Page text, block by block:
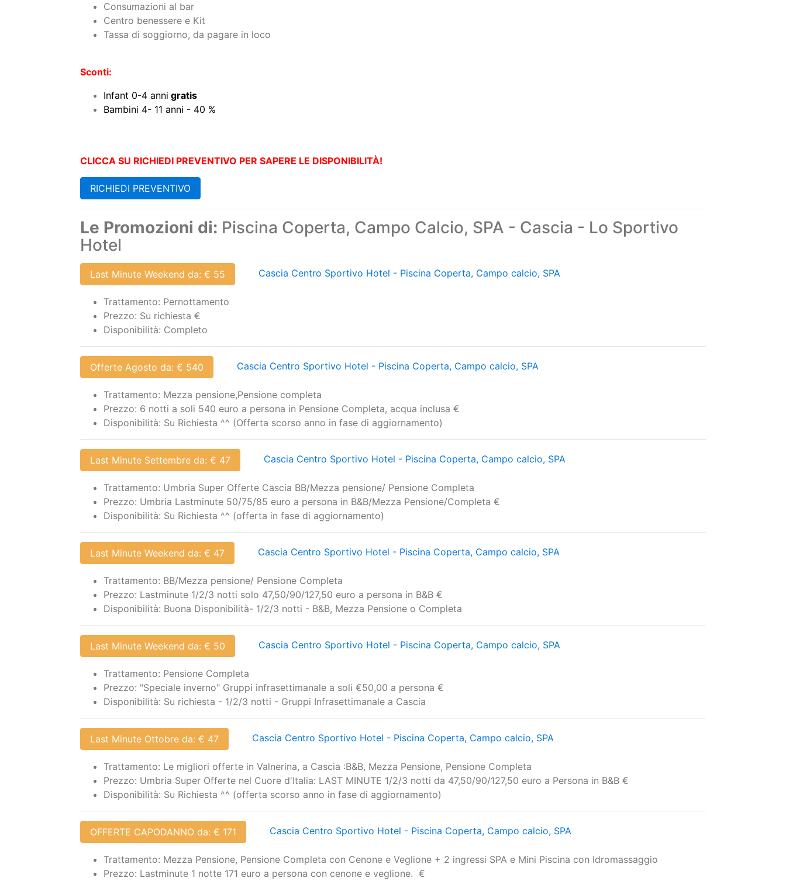
Consumazioni al bar
Centro benessere e Kit
Tassa di soggiorno, da pagare in loco
Sconti:
Infant 0-4 anni gratis
Bambini 4- 11 anni - 40 %
CLICCA SU RICHIEDI PREVENTIVO PER SAPERE LE DISPONIBILITÀ!
RICHIEDI PREVENTIVO
Le Promozioni di: Piscina Coperta, Campo Calcio, SPA - Cascia - Lo Sportivo
Hotel
Last Minute Weekend da: € 55 Cascia Centro Sportivo Hotel - Piscina Coperta, Campo calcio, SPA
Trattamento: Pernottamento
Prezzo: Su richiesta €
Disponibilità: Completo
Offerte Agosto da: € 540 Cascia Centro Sportivo Hotel - Piscina Coperta, Campo calcio, SPA
Trattamento: Mezza pensione,Pensione completa
Prezzo: 6 notti a soli 540 euro a persona in Pensione Completa, acqua inclusa €
Disponibilità: Su Richiesta ^^ (Offerta scorso anno in fase di aggiornamento)
Last Minute Settembre da: € 47 Cascia Centro Sportivo Hotel - Piscina Coperta, Campo calcio, SPA
Trattamento: Umbria Super Offerte Cascia BB/Mezza pensione/ Pensione Completa
Prezzo: Umbria Lastminute 50/75/85 euro a persona in B&B/Mezza Pensione/Completa €
Disponibilità: Su Richiesta ^^ (offerta in fase di aggiornamento)
Last Minute Weekend da: € 47 Cascia Centro Sportivo Hotel - Piscina Coperta, Campo calcio, SPA
Trattamento: BB/Mezza pensione/ Pensione Completa
Prezzo: Lastminute 1/2/3 notti solo 47,50/90/127,50 euro a persona in B&B €
Disponibilità: Buona Disponibilità- 1/2/3 notti - B&B, Mezza Pensione o Completa
Last Minute Weekend da: € 50 Cascia Centro Sportivo Hotel - Piscina Coperta, Campo calcio, SPA
Trattamento: Pensione Completa
Prezzo: "Speciale inverno" Gruppi infrasettimanale a soli €50,00 a persona €
Disponibilità: Su richiesta - 1/2/3 notti - Gruppi Infrasettimanale a Cascia
Last Minute Ottobre da: € 47 Cascia Centro Sportivo Hotel - Piscina Coperta, Campo calcio, SPA
Trattamento: Le migliori offerte in Valnerina, a Cascia :B&B, Mezza Pensione, Pensione Completa
Prezzo: Umbria Super Offerte nel Cuore d'Italia: LAST MINUTE 1/2/3 notti da 47,50/90/127,50 euro a Persona in B&B €
Disponibilità: Su Richiesta ^^ (offerta scorso anno in fase di aggiornamento)
OFFERTE CAPODANNO da: € 171 Cascia Centro Sportivo Hotel - Piscina Coperta, Campo calcio, SPA
Trattamento: Mezza Pensione, Pensione Completa con Cenone e Veglione + 2 ingressi SPA e Mini Piscina con Idromassaggio
Prezzo: Lastminute 1 notte 171 euro a persona con cenone e veglione. €